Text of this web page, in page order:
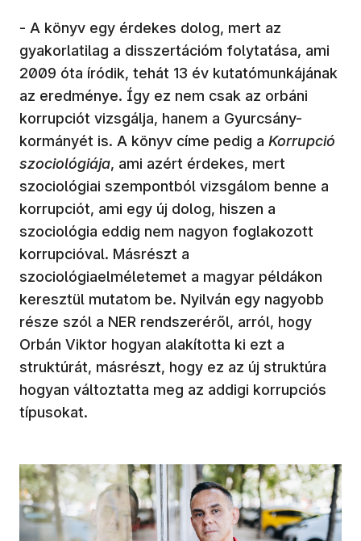
- A könyv egy érdekes dolog, mert az
gyakorlatilag a disszertációm folytatása, ami
2009 óta íródik, tehát 13 év kutatómunkájának
az eredménye. Így ez nem csak az orbáni
korrupciót vizsgálja, hanem a Gyurcsány-
kormányét is. A könyv címe pedig a Korrupció
szociológiája, ami azért érdekes, mert
szociológiai szempontból vizsgálom benne a
korrupciót, ami egy új dolog, hiszen a
szociológia eddig nem nagyon foglakozott
korrupcióval. Másrészt a
szociológiaelméletemet a magyar példákon
keresztül mutatom be. Nyilván egy nagyobb
része szól a NER rendszeréről, arról, hogy
Orbán Viktor hogyan alakította ki ezt a
struktúrát, másrészt, hogy ez az új struktúra
hogyan változtatta meg az addigi korrupciós
típusokat.